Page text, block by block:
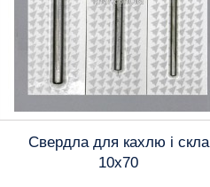
Свердла для кахлю і скла
10х70